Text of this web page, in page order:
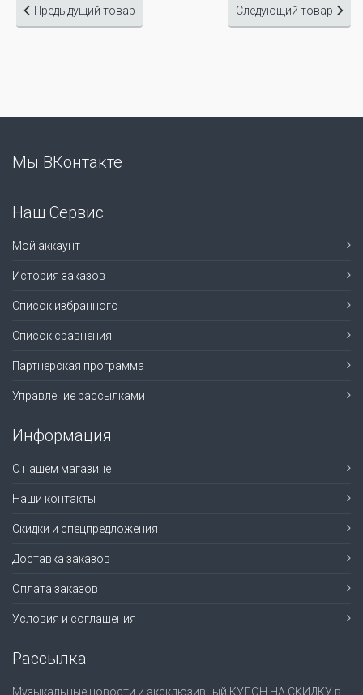
Предыдущий товар Следующий товар
Мы ВКонтакте
Наш Сервис
Мой аккаунт
История заказов
Список избранного
Список сравнения
Партнерская программа
Управление рассылками
Информация
О нашем магазине
Наши контакты
Скидки и спецпредложения
Доставка заказов
Оплата заказов
Условия и соглашения
Рассылка
Музыкальные новости и эксклюзивный КУПОН НА СКИДКУ в